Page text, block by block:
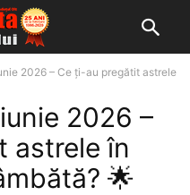
2026 – Ce ți-au pregătit astrele
2026 –
astrele în
🌟